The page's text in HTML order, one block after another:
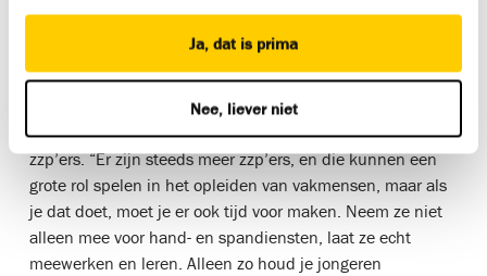
Ja, dat is prima
Nee, liever niet
Sjoerd heeft een duidelijke boodschap voor collega-
zzp’ers. “Er zijn steeds meer zzp’ers, en die kunnen een
grote rol spelen in het opleiden van vakmensen, maar als
je dat doet, moet je er ook tijd voor maken. Neem ze niet
alleen mee voor hand- en spandiensten, laat ze echt
meewerken en leren. Alleen zo houd je jongeren